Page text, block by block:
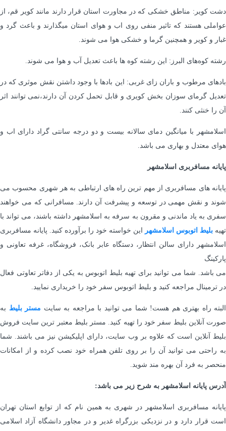
دشت کویر: مناطق خشکی که در مجاورت استان قرار دارند مانند کویر قم، از
عواملی هستند که تاثیر منفی روی اب و هوای استان میگذارند و باعث گرد و
غبار و کویر و همچنین گرما و خشکی هوا می شوند.
رشته کوه‌های البرز: این رشته کوه ‌ها باعث تعدیل آب و هوا می‌ شوند.
بادهای مرطوب و باران ‌زای غربی: این بادها با وجود داشتن نقش موثری که در
تعدیل گرمای سوزان بخش کویری و قابل تحمل کردن آن دارند،نمی توانند اثر
آن را خنثی کنند.
اسلامشهر با میانگین دمای سالانه بیست و دو درجه سانتی گراد دارای اب و
هوای معتدل و بهاری می باشد.
پایانه مسافربری اسلامشهر
پایانه های مسافربری از مهم ترین راه های ارتباطی به هر شهری محسوب می
شوند و نقش مهمی در توسعه و پیشرفت آن دارند. مسافرانی که می خواهند
سفری به یاد ماندنی و مقرون به سرفه به اسلامشهر داشته باشند، می تواند با
تهیه بلیط اتوبوس اسلامشهر
این خواسته خود را برآورده کنید. پایانه مسافربری
اسلامشهر دارای سالن انتظار، دستگاه عابر بانک، فروشگاه، غرفه تعاونی و
پارکینگ
می باشد. شما می توانید برای تهیه بلیط اتوبوس به یکی از دفاتر تعاوتی فعال
در ترمینال مراجعه کنید و بلیط اتوبوس سفر خود را خریداری نمایید.
البته راه بهتری هم هست! شما می توانید با مراجعه به سایت مستر بلیط به
صورت آنلاین بلیط سفر خود را تهیه کنید. مستر بلیط معتبر ترین سایت فروش
بلیط آنلاین است که علاوه بر وب سایت، دارای اپلیکیشن نیز می باشند. شما
به راحتی می توانید آن را بر روی تلفن همراه خود نصب کرده و از امکانات
منحصر به فرد آن بهره مند شوید.
آدرس پایانه اسلامشهر به شرح زیر می باشد:
پایانه مسافربری اسلامشهر در شهری به همین نام که از توابع استان تهران
است قرار دارد و در نزدیکی بزرگراه غدیر و در مجاور دانشگاه آزاد اسلامی